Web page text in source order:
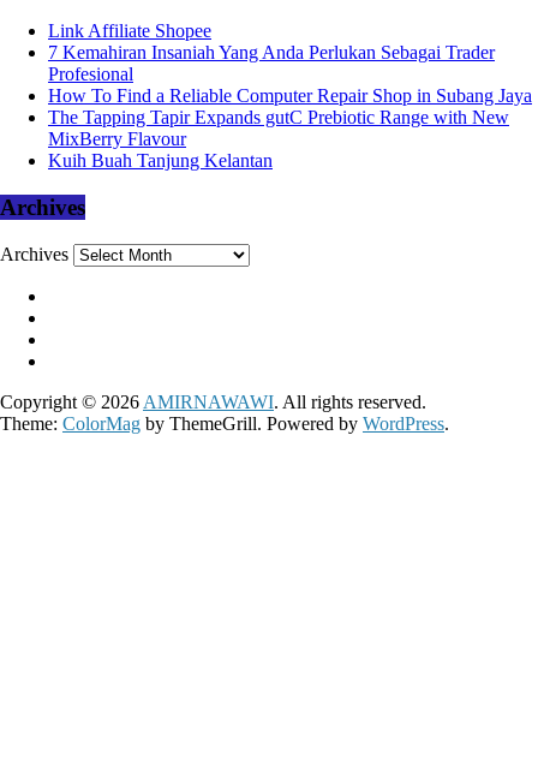
Link Affiliate Shopee
7 Kemahiran Insaniah Yang Anda Perlukan Sebagai Trader
Profesional
How To Find a Reliable Computer Repair Shop in Subang Jaya
The Tapping Tapir Expands gutC Prebiotic Range with New
MixBerry Flavour
Kuih Buah Tanjung Kelantan
Archives
Archives
Copyright © 2026 AMIRNAWAWI. All rights reserved.
Theme: ColorMag by ThemeGrill. Powered by WordPress.